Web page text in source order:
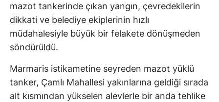
mazot tankerinde çıkan yangın, çevredekilerin
dikkati ve belediye ekiplerinin hızlı
müdahalesiyle büyük bir felakete dönüşmeden
söndürüldü.
Marmaris istikametine seyreden mazot yüklü
tanker, Çamlı Mahallesi yakınlarına geldiği sırada
alt kısmından yükselen alevlerle bir anda tehlike